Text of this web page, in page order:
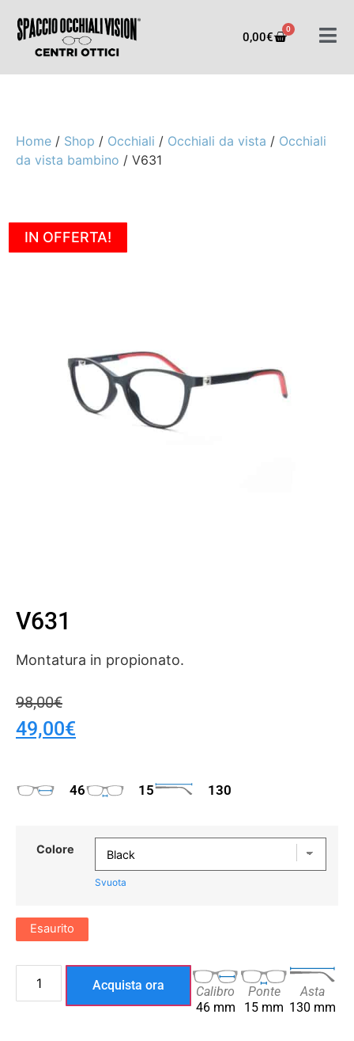
0,00€
0
Home / Shop / Occhiali / Occhiali da vista / Occhiali
da vista bambino / V631
IN OFFERTA!
V631
Montatura in propionato.
98,00€
49,00€
46 15 130
Colore
Svuota
Esaurito
Acquista ora
Calibro
46 mm
Ponte
15 mm
Asta
130 mm